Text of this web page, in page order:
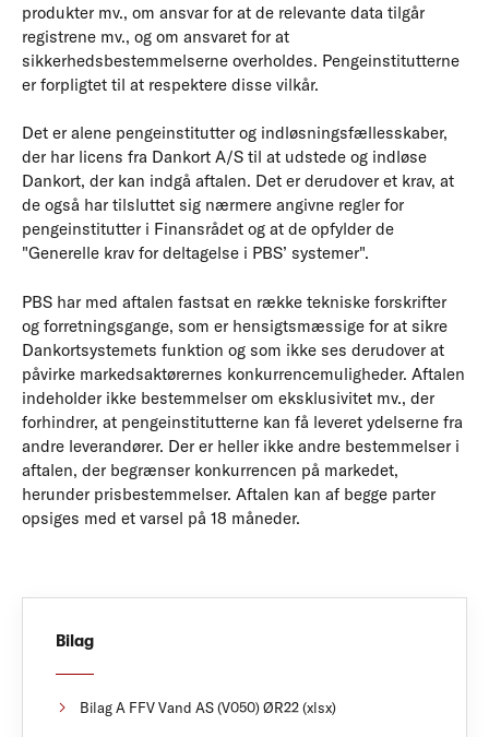
produkter mv., om ansvar for at de relevante data tilgår
registrene mv., og om ansvaret for at
sikkerhedsbestemmelserne overholdes. Pengeinstitutterne
er forpligtet til at respektere disse vilkår.
Det er alene pengeinstitutter og indløsningsfællesskaber,
der har licens fra Dankort A/S til at udstede og indløse
Dankort, der kan indgå aftalen. Det er derudover et krav, at
de også har tilsluttet sig nærmere angivne regler for
pengeinstitutter i Finansrådet og at de opfylder de
"Generelle krav for deltagelse i PBS’ systemer".
PBS har med aftalen fastsat en række tekniske forskrifter
og forretningsgange, som er hensigtsmæssige for at sikre
Dankortsystemets funktion og som ikke ses derudover at
påvirke markedsaktørernes konkurrencemuligheder. Aftalen
indeholder ikke bestemmelser om eksklusivitet mv., der
forhindrer, at pengeinstitutterne kan få leveret ydelserne fra
andre leverandører. Der er heller ikke andre bestemmelser i
aftalen, der begrænser konkurrencen på markedet,
herunder prisbestemmelser. Aftalen kan af begge parter
opsiges med et varsel på 18 måneder.
Bilag
Bilag A FFV Vand AS (V050) ØR22 (xlsx)